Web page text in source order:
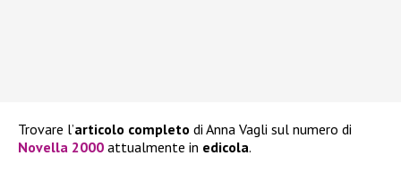
Trovare l’articolo completo di Anna Vagli sul numero di
Novella 2000 attualmente in edicola.